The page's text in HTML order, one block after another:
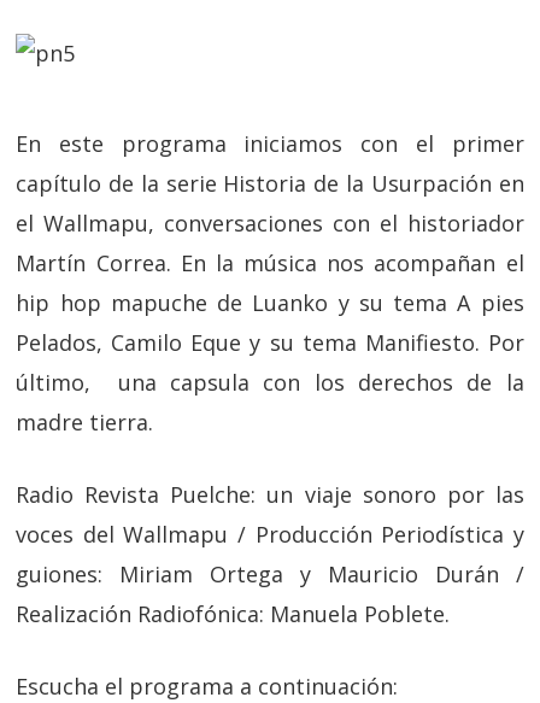
En este programa iniciamos con el primer
capítulo de la serie Historia de la Usurpación en
el Wallmapu, conversaciones con el historiador
Martín Correa. En la música nos acompañan el
hip hop mapuche de Luanko y su tema A pies
Pelados, Camilo Eque y su tema Manifiesto. Por
último, una capsula con los derechos de la
madre tierra.
Radio Revista Puelche: un viaje sonoro por las
voces del Wallmapu / Producción Periodística y
guiones: Miriam Ortega y Mauricio Durán /
Realización Radiofónica: Manuela Poblete.
Escucha el programa a continuación: